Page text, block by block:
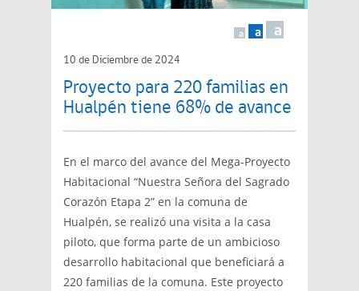
a a a
10 de Diciembre de 2024
Proyecto para 220 familias en
Hualpén tiene 68% de avance
En el marco del avance del Mega-Proyecto
Habitacional “Nuestra Señora del Sagrado
Corazón Etapa 2” en la comuna de
Hualpén, se realizó una visita a la casa
piloto, que forma parte de un ambicioso
desarrollo habitacional que beneficiará a
220 familias de la comuna. Este proyecto